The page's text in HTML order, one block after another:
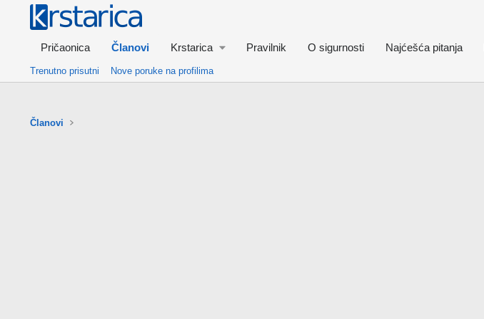
Pričaonica Članovi Krstarica Pravilnik O sigurnosti Najćešća pitanja
Trenutno prisutni Nove poruke na profilima
Članovi